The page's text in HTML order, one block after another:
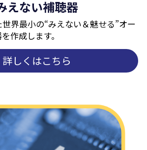
えない補聴器
界最小の“みえない＆魅せる”オー
作成します。
詳しくはこちら